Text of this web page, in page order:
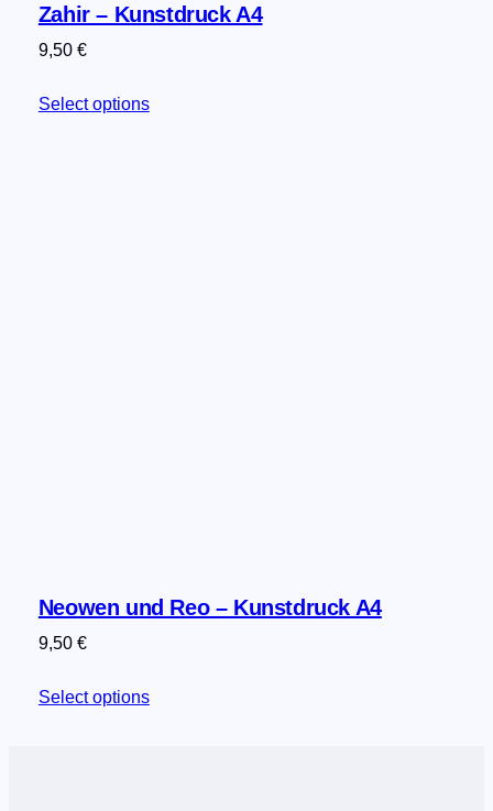
Zahir – Kunstdruck A4
9,50 €
Select options
Neowen und Reo – Kunstdruck A4
9,50 €
Select options